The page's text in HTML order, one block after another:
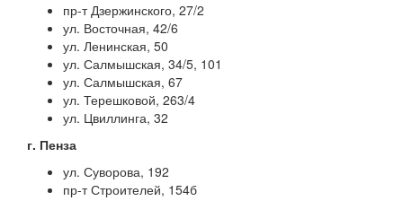
пр-т Дзержинского, 27/2
ул. Восточная, 42/6
ул. Ленинская, 50
ул. Салмышская, 34/5, 101
ул. Салмышская, 67
ул. Терешковой, 263/4
ул. Цвиллинга, 32
г. Пенза
ул. Суворова, 192
пр-т Строителей, 154б